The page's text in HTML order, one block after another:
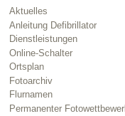
Aktuelles
Anleitung Defibrillator
Dienstleistungen
Online-Schalter
Ortsplan
Fotoarchiv
Flurnamen
Permanenter